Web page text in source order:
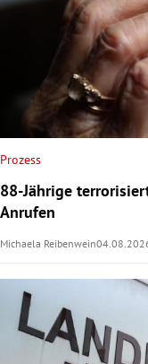
Prozess
88-Jährige
Anrufen
Michaela Reibenwein